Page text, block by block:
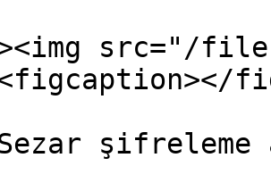
src="/